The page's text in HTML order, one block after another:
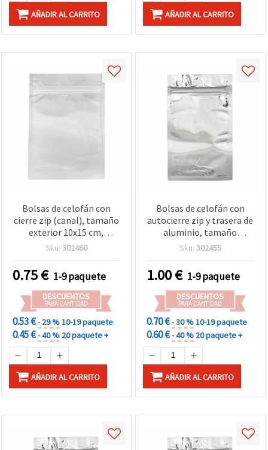
AÑADIR AL CARRITO AÑADIR AL CARRITO
Bolsas de celofán con
cierre zip (canal), tamaño
exterior 10x15 cm,
interior 8,8x11,3 cm - Pack
Sku: 302460
0.75€ 1-9 paquete
DESCUENTOS
PARA CANTIDAD
0.53 €- 29 %10-19 paquete
0.45 €- 40 % 20 paquete +
AÑADIR AL CARRITO
Bolsas de celofán con
autocierre zip y trasera de
aluminio, tamaño
exterior 10 x 17,5 cm,
Sku: 302455
1.00€ 1-9 paquete
DESCUENTOS
PARA CANTIDAD
0.70 €- 30 %10-19 paquete
0.60 €- 40 % 20 paquete +
AÑADIR AL CARRITO